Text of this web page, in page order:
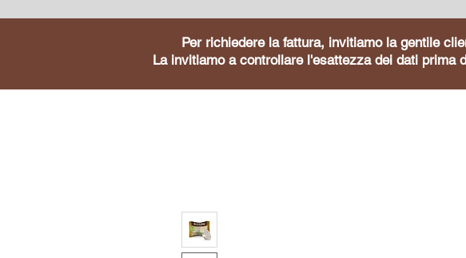
Per richiedere la fattura, invitiamo la gentile
La invitiamo a controllare l'esattezza dei dati